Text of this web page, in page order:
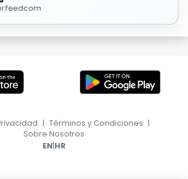
| Términos y Condiciones |
Sobre Nosotros
EN|HR